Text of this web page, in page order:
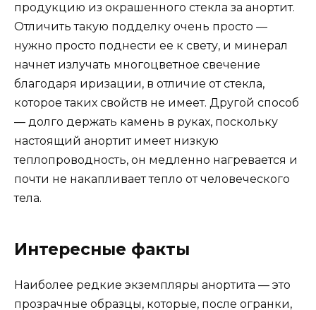
продукцию из окрашенного стекла за анортит.
Отличить такую подделку очень просто —
нужно просто поднести ее к свету, и минерал
начнет излучать многоцветное свечение
благодаря иризации, в отличие от стекла,
которое таких свойств не имеет. Другой способ
— долго держать камень в руках, поскольку
настоящий анортит имеет низкую
теплопроводность, он медленно нагревается и
почти не накапливает тепло от человеческого
тела.
Интересные факты
Наиболее редкие экземпляры анортита — это
прозрачные образцы, которые, после огранки,